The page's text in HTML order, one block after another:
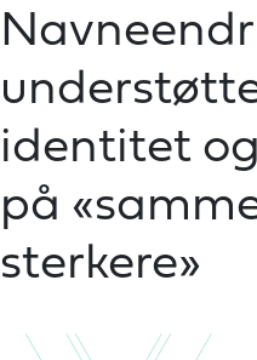
identitet
på
sterkere»